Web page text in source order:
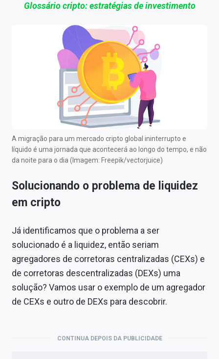
Glossário cripto: estratégias de investimento
A migração para um mercado cripto global ininterrupto e
líquido é uma jornada que acontecerá ao longo do tempo, e não
da noite para o dia (Imagem: Freepik/vectorjuice)
Solucionando o problema de liquidez
em cripto
Já identificamos que o problema a ser
solucionado é a liquidez, então seriam
agregadores de corretoras centralizadas (CEXs) e
de corretoras descentralizadas (DEXs) uma
solução? Vamos usar o exemplo de um agregador
de CEXs e outro de DEXs para descobrir.
CONTINUA DEPOIS DA PUBLICIDADE